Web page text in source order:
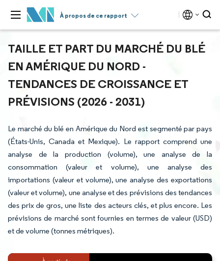
À propos de ce rapport
TAILLE ET PART DU MARCHÉ DU BLÉ
EN AMÉRIQUE DU NORD -
TENDANCES DE CROISSANCE ET
PRÉVISIONS (2026 - 2031)
Le marché du blé en Amérique du Nord est segmenté par pays
(États-Unis, Canada et Mexique). Le rapport comprend une
analyse de la production (volume), une analyse de la
consommation (valeur et volume), une analyse des
importations (valeur et volume), une analyse des exportations
(valeur et volume), une analyse et des prévisions des tendances
des prix de gros, une liste des acteurs clés, et plus encore. Les
prévisions de marché sont fournies en termes de valeur (USD)
et de volume (tonnes métriques).